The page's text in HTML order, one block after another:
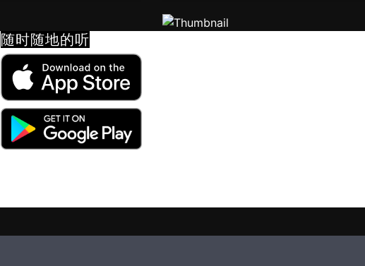
随时随地的听